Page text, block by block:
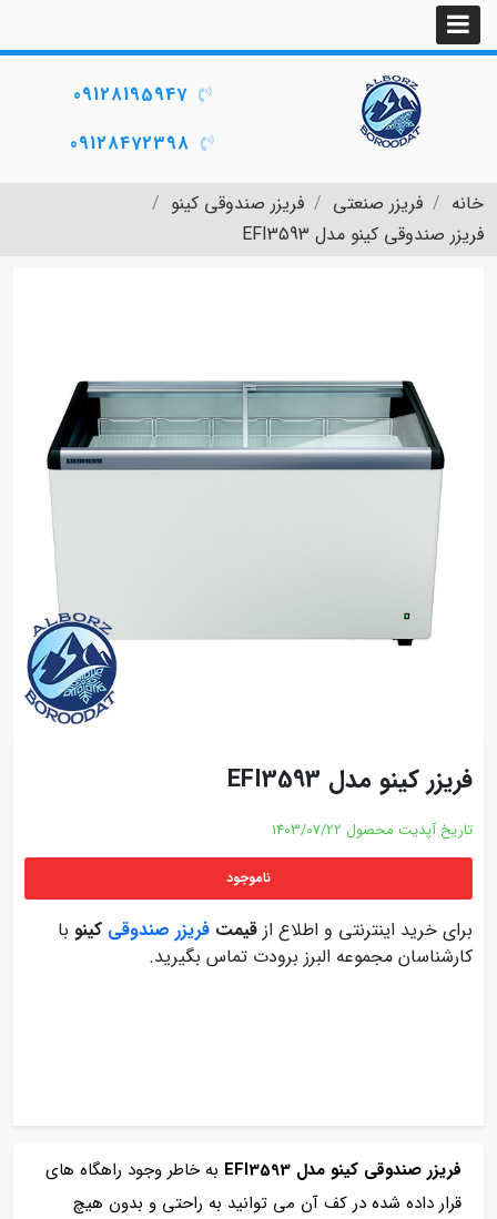
09128195947
09128472398
خانه فریزر صنعتی
فریزر صندوقی کینو
فریزر صندوقی کینو مدل EFI3593
فریزر کینو مدل EFI3593
تاریخ آپدیت محصول 1403/07/22
ناموجود
برای خرید اینترنتی و اطلاع از قیمت فریزر صندوقی کینو با
کارشناسان مجموعه البرز برودت تماس بگیرید.
فریزر صندوقی کینو مدل EFI3593
به خاطر وجود راهگاه های
قرار داده شده در کف آن می توانید به راحتی و بدون هیچ